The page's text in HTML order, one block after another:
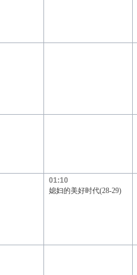
01:10
媳妇的美好时代(28-29)